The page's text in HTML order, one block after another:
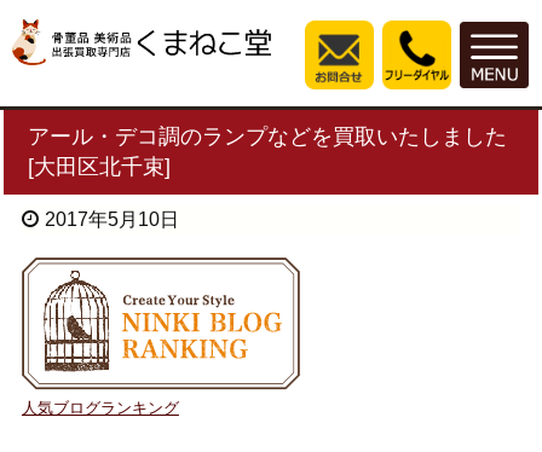
アール・デコ調のランプなどを買取いたしました
[大田区北千束]
2017年5月10日
人気ブログランキング